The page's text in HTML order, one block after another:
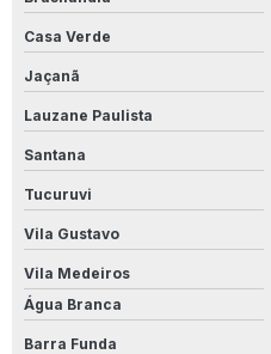
Limpa Alumínio Preço
Limpa Alumínio Rosa
Limpa Alumínio Valor
Limpa Calçadas
Limpa Inox Profissional
Limpador Instantâneo
Onde Comprar Limpa Alumínio
Casa Verde
Jaçanã
Lauzane Paulista
Santana
Tucuruvi
Vila Gustavo
Vila Medeiros
Água Branca
Barra Funda